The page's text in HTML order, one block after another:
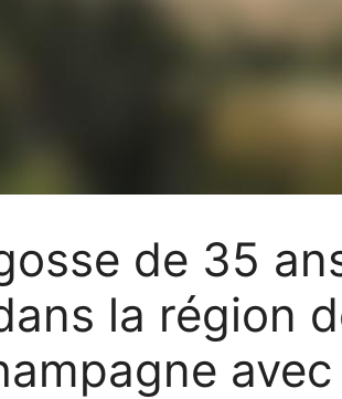
de 35
la région
avec